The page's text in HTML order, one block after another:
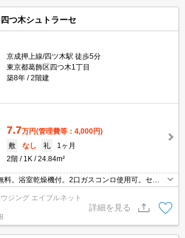
つ木シュトラーセ
京成押上線/四ツ木駅 徒歩5分
東京都葛飾区四つ木1丁目
築8年
2階建
7.7万円(管理費等：4,000円)
敷
なし 礼
1ヶ月
2階
1K 24.84m²
料。浴室乾燥機付。2口ガスコンロ使用可。セコ
ジング エイブルネット
詳細を見る